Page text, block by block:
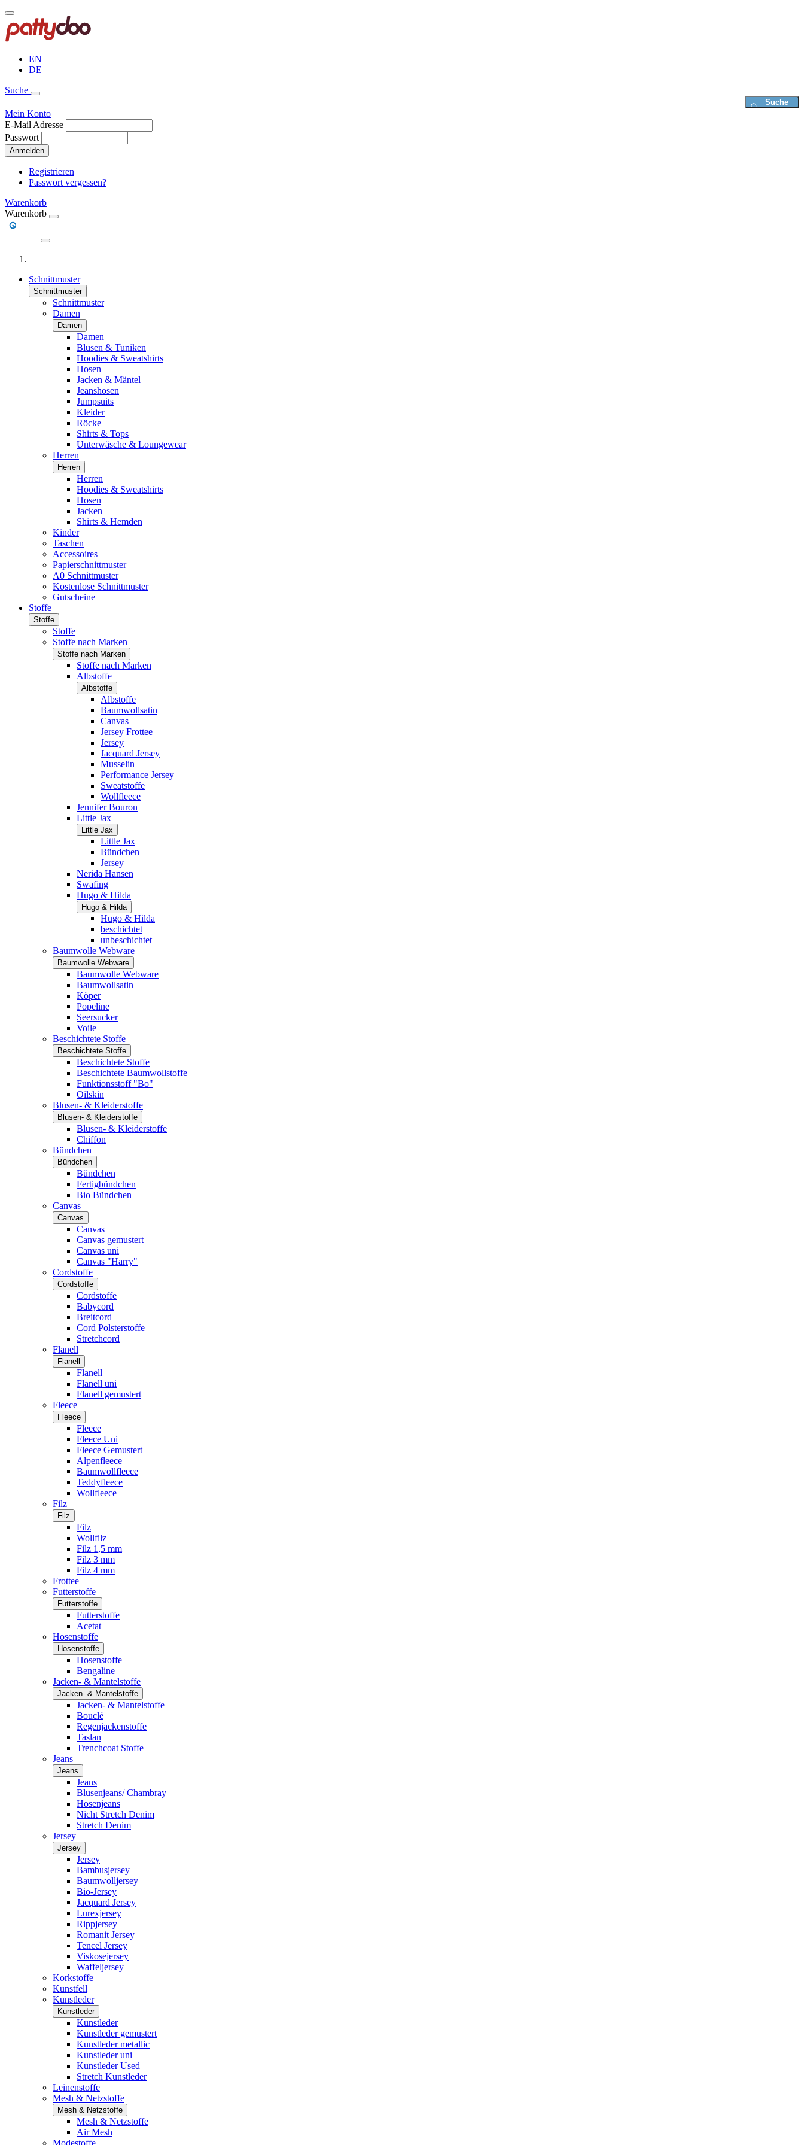
Direkt
zum
Inhalt
EN
DE
Suche
Mein Konto
E-Mail Adresse
Passwort
Anmelden
Registrieren
Passwort vergessen?
Warenkorb
Warenkorb
Schnittmuster
Schnittmuster
Schnittmuster
Damen
Damen
Damen
Blusen & Tuniken
Hoodies & Sweatshirts
Hosen
Jacken & Mäntel
Jeanshosen
Jumpsuits
Kleider
Röcke
Shirts & Tops
Unterwäsche & Loungewear
Herren
Herren
Herren
Hoodies & Sweatshirts
Hosen
Jacken
Shirts & Hemden
Kinder
Taschen
Accessoires
Papierschnittmuster
A0 Schnittmuster
Kostenlose Schnittmuster
Gutscheine
Stoffe
Stoffe
Stoffe
Stoffe nach Marken
Stoffe nach Marken
Stoffe nach Marken
Albstoffe
Albstoffe
Albstoffe
Baumwollsatin
Canvas
Jersey Frottee
Jersey
Jacquard Jersey
Musselin
Performance Jersey
Sweatstoffe
Wollfleece
Jennifer Bouron
Little Jax
Little Jax
Little Jax
Bündchen
Jersey
Nerida Hansen
Swafing
Hugo & Hilda
Hugo & Hilda
Hugo & Hilda
beschichtet
unbeschichtet
Baumwolle Webware
Baumwolle Webware
Baumwolle Webware
Baumwollsatin
Köper
Popeline
Seersucker
Voile
Beschichtete Stoffe
Beschichtete Stoffe
Beschichtete Stoffe
Beschichtete Baumwollstoffe
Funktionsstoff "Bo"
Oilskin
Blusen- & Kleiderstoffe
Blusen- & Kleiderstoffe
Blusen- & Kleiderstoffe
Chiffon
Bündchen
Bündchen
Bündchen
Fertigbündchen
Bio Bündchen
Canvas
Canvas
Canvas
Canvas gemustert
Canvas uni
Canvas "Harry"
Cordstoffe
Cordstoffe
Cordstoffe
Babycord
Breitcord
Cord Polsterstoffe
Stretchcord
Flanell
Flanell
Flanell
Flanell uni
Flanell gemustert
Fleece
Fleece
Fleece
Fleece Uni
Fleece Gemustert
Alpenfleece
Baumwollfleece
Teddyfleece
Wollfleece
Filz
Filz
Filz
Wollfilz
Filz 1,5 mm
Filz 3 mm
Filz 4 mm
Frottee
Futterstoffe
Futterstoffe
Futterstoffe
Acetat
Hosenstoffe
Hosenstoffe
Hosenstoffe
Bengaline
Jacken- & Mantelstoffe
Jacken- & Mantelstoffe
Jacken- & Mantelstoffe
Bouclé
Regenjackenstoffe
Taslan
Trenchcoat Stoffe
Jeans
Jeans
Jeans
Blusenjeans/ Chambray
Hosenjeans
Nicht Stretch Denim
Stretch Denim
Jersey
Jersey
Jersey
Bambusjersey
Baumwolljersey
Bio-Jersey
Jacquard Jersey
Lurexjersey
Rippjersey
Romanit Jersey
Tencel Jersey
Viskosejersey
Waffeljersey
Korkstoffe
Kunstfell
Kunstleder
Kunstleder
Kunstleder
Kunstleder gemustert
Kunstleder metallic
Kunstleder uni
Kunstleder Used
Stretch Kunstleder
Leinenstoffe
Mesh & Netzstoffe
Mesh & Netzstoffe
Mesh & Netzstoffe
Air Mesh
Modestoffe